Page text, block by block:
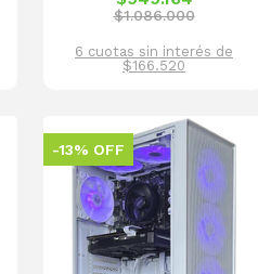
$1.086.000
6 cuotas sin interés de
$166.520
-13% OFF